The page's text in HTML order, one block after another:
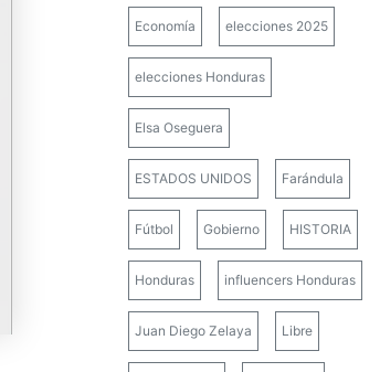
Economía elecciones 2025
elecciones Honduras
Elsa Oseguera
ESTADOS UNIDOS Farándula
Fútbol Gobierno HISTORIA
Honduras influencers Honduras
Juan Diego Zelaya Libre